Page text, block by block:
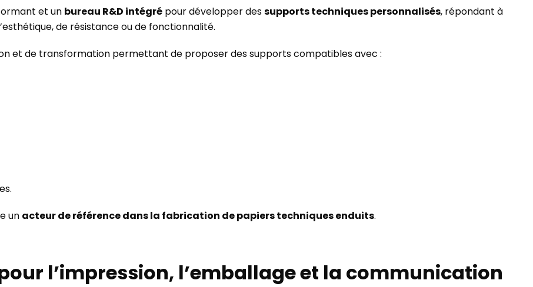
et un bureau R&D intégré pour développer dessupports techniques personnalisés, répondant à
de résistance ou de fonctionnalité.
et de transformation permettant de proposer des supports compatibles avec :
un acteur de référence dans la fabrication de papiers techniques enduits.
l’impression, l’emballage et la communication